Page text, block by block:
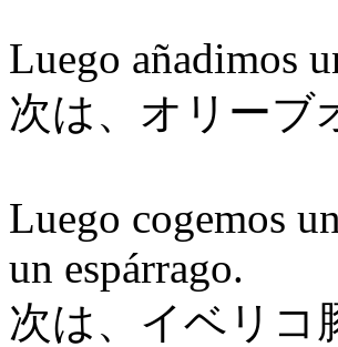
Luego añadimos
次は、オリーブ
Luego cogemos
un espárrago.
次は、イベリコ